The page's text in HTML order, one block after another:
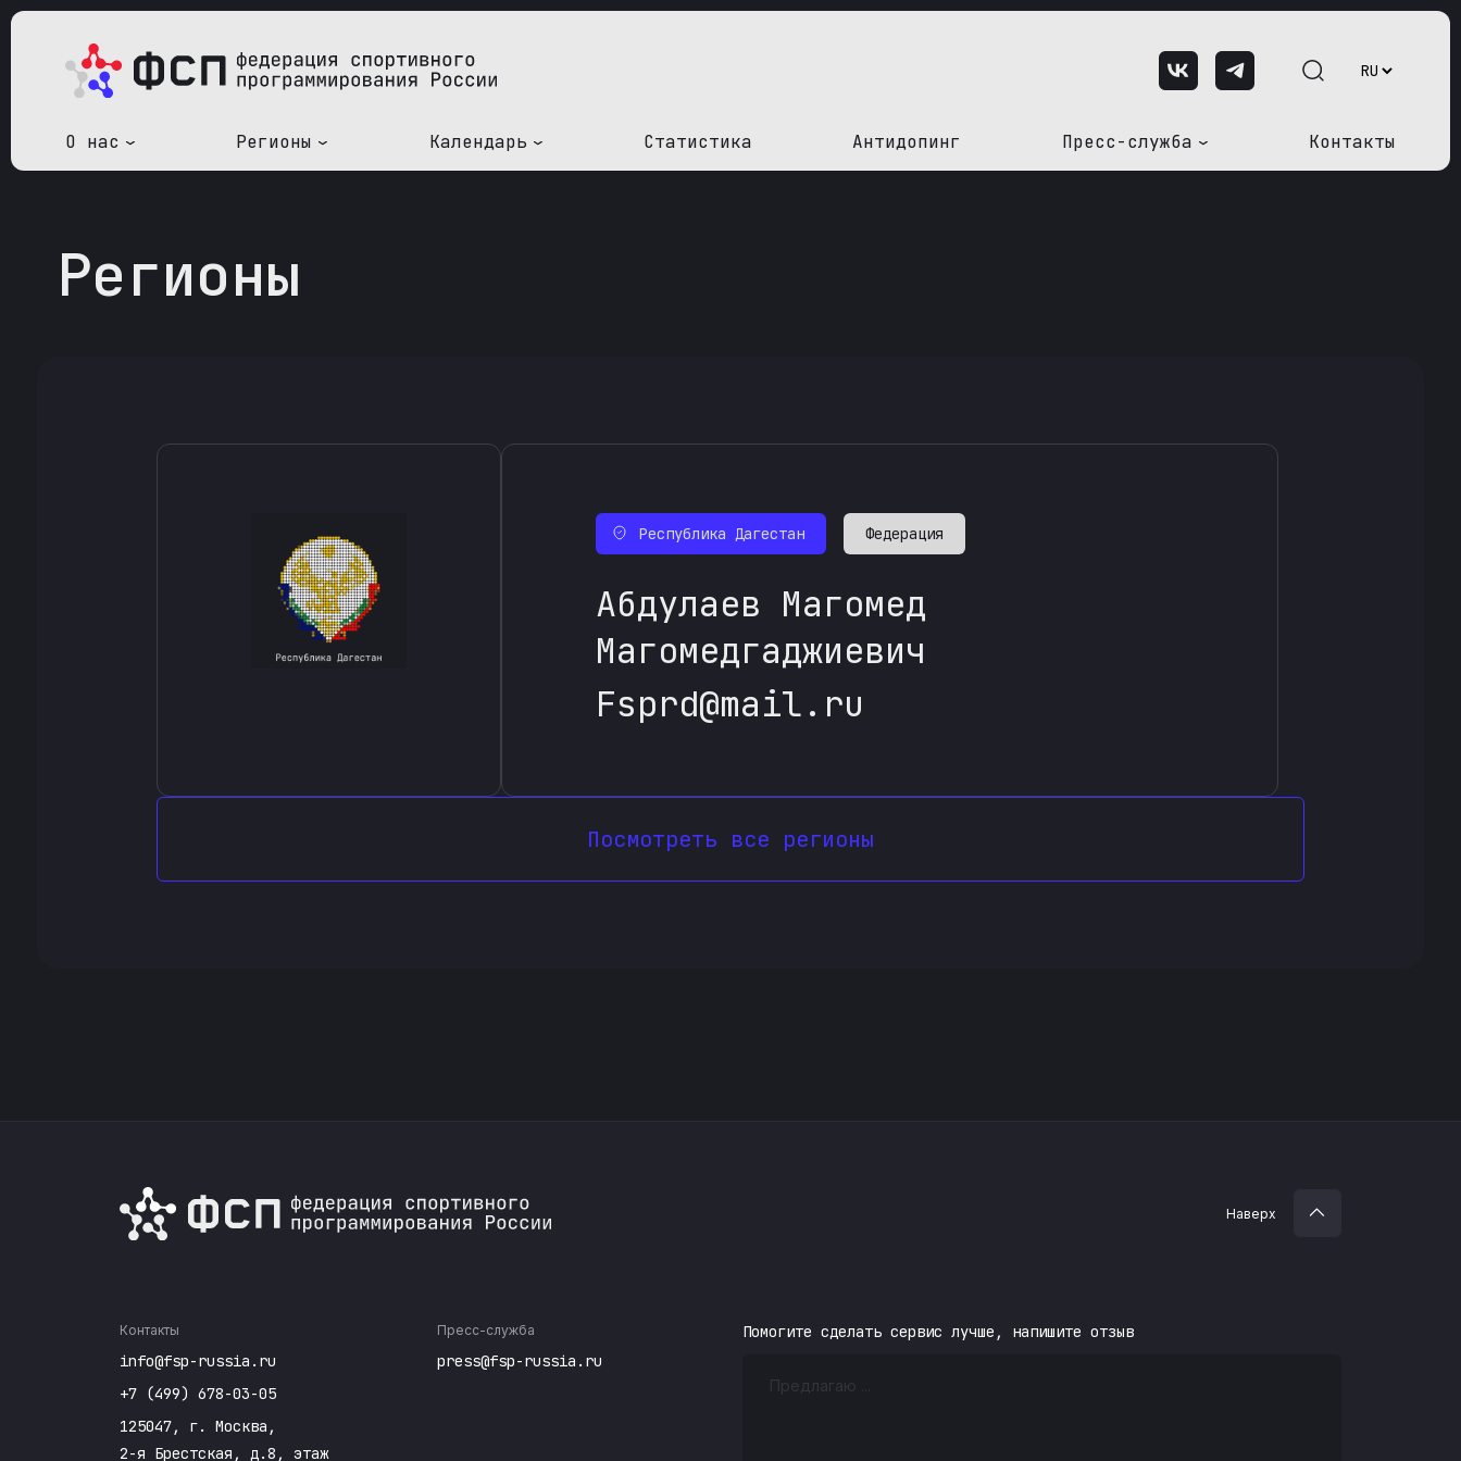
О нас Регионы Календарь Статистика Антидопинг Пресс-служба Контакты
Регионы
Республика Дагестан Федерация
Абдулаев Магомед
Магомедгаджиевич
Fsprd@mail.ru
Посмотреть все регионы
Наверх
Контакты
info@fsp-russia.ru
+7 (499) 678-03-05
125047, г. Москва,
2-я Брестская, д.8, этаж
Пресс-служба
press@fsp-russia.ru
Помогите сделать сервис лучше, напишите отзыв